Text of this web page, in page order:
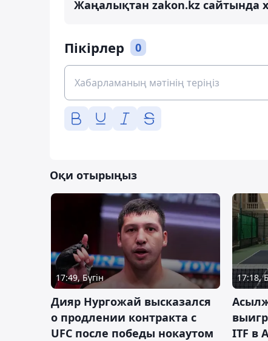
Жаңалықтан zakon.kz сайтында
Пікірлер 0
Оқи отырыңыз
17:49, Бүгін
Дияр Нургожай высказался
о продлении контракта с
UFC после победы нокаутом
17:18,
ITF в